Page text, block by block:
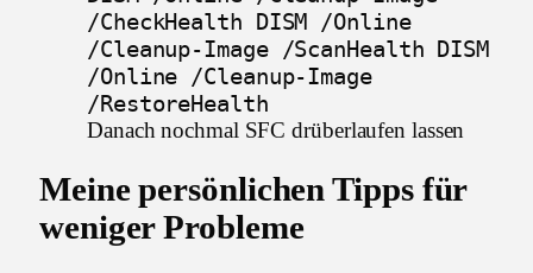
/CheckHealth DISM /Online
/Cleanup-Image /ScanHealth DISM
/Online /Cleanup-Image
/RestoreHealth
Danach nochmal SFC drüberlaufen lassen
Meine persönlichen Tipps für
weniger Probleme